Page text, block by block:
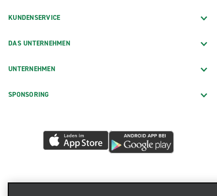
KUNDENSERVICE
DAS UNTERNEHMEN
UNTERNEHMEN
SPONSORING